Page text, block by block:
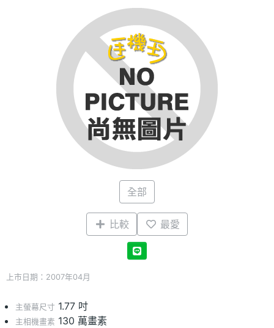
全部
比較 最愛
上市日期：2007年04月
主螢幕尺寸 1.77 吋
主相機畫素 130 萬畫素